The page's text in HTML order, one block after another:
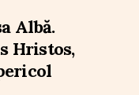
Albă.
Hristos,